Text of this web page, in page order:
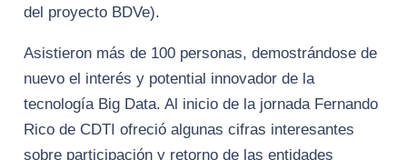
del proyecto BDVe).
Asistieron más de 100 personas, demostrándose de
nuevo el interés y potential innovador de la
tecnología Big Data. Al inicio de la jornada Fernando
Rico de CDTI ofreció algunas cifras interesantes
sobre participación y retorno de las entidades